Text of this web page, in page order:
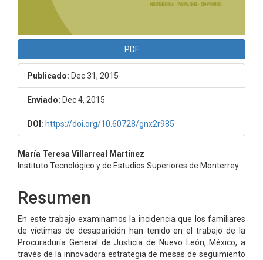
PDF
Publicado: Dec 31, 2015
Enviado: Dec 4, 2015
DOI: https://doi.org/10.60728/gnx2r985
Contenido
principal
del
artículo
María Teresa Villarreal Martínez
Instituto Tecnológico y de Estudios Superiores de Monterrey
Resumen
En este trabajo examinamos la incidencia que los familiares
de víctimas de desaparición han tenido en el trabajo de la
Procuraduría General de Justicia de Nuevo León, México, a
través de la innovadora estrategia de mesas de seguimiento